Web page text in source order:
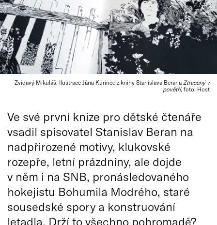
Zvídavý Mikuláš. Ilustrace Jána Kurince z knihy Stanislava Berana Ztracený v
povětří, foto: Host
Ve své první knize pro dětské čtenáře
vsadil spisovatel Stanislav Beran na
nadpřirozené motivy, klukovské
rozepře, letní prázdniny, ale dojde
v něm i na SNB, pronásledovaného
hokejistu Bohumila Modrého, staré
sousedské spory a konstruování
letadla. Drží to všechno pohromadě?